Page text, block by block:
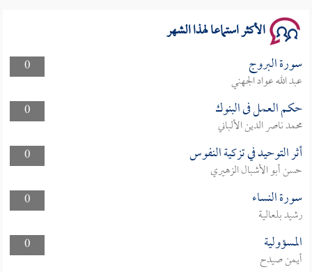
الأكثر استماعا لهذا الشهر
0 سورة البروج
عبد الله عواد الجهني
0
حكم العمل فى البنوك
محمد ناصر الدين الألباني
0
أثر التوحيد في تزكية النفوس
حسن أبو الأشبال الزهيري
0
سورة النساء
رشيد بلعالية
0
المسؤولية
أيمن صيدح